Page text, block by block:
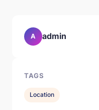
A admin
TAGS
Location